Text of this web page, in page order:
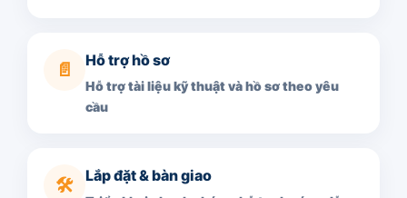
📄 Hỗ trợ hồ sơ
Hỗ trợ tài liệu kỹ thuật và hồ sơ theo yêu
cầu
🛠️ Lắp đặt & bàn giao